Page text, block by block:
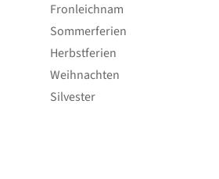
Fronleichnam
Sommerferien
Herbstferien
Weihnachten
Silvester